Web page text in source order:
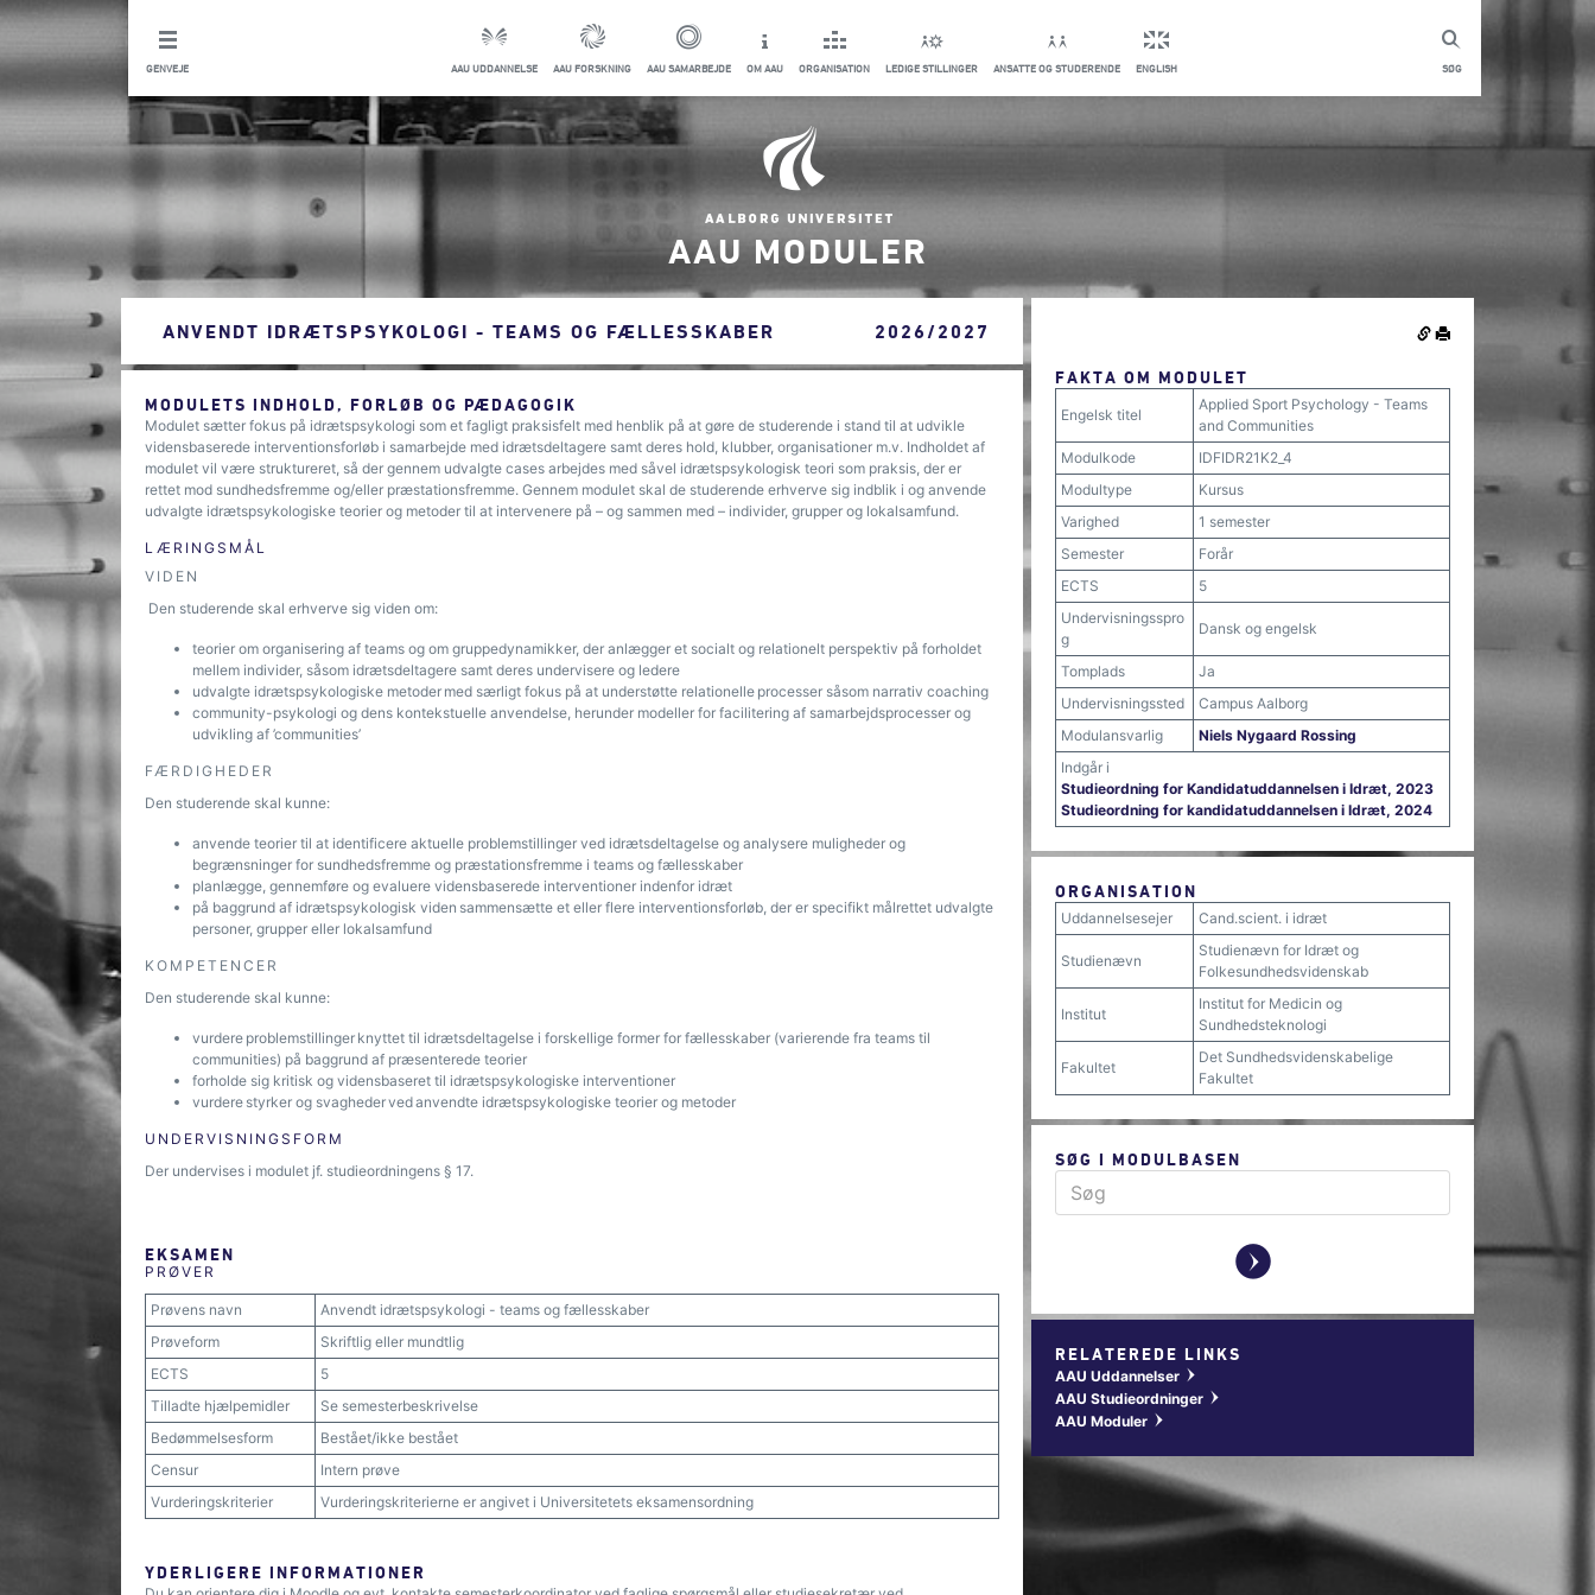
SØG
GENVEJE AAU UDDANNELSE AAU FORSKNING AAU SAMARBEJDE OM AAU ORGANISATION LEDIGE STILLINGER ANSATTE OG STUDERENDE ENGLISH
AAU MODULER
ANVENDT IDRÆTSPSYKOLOGI - TEAMS OG FÆLLESSKABER 2026/2027
MODULETS INDHOLD, FORLØB OG PÆDAGOGIK
Modulet sætter fokus på idrætspsykologi som et fagligt praksisfelt med henblik på at gøre de studerende i stand til at udvikle
vidensbaserede interventionsforløb i samarbejde med idrætsdeltagere samt deres hold, klubber, organisationer m.v. Indholdet af
modulet vil være struktureret, så der gennem udvalgte cases arbejdes med såvel idrætspsykologisk teori som praksis, der er
rettet mod sundhedsfremme og/eller præstationsfremme. Gennem modulet skal de studerende erhverve sig indblik i og anvende
udvalgte idrætspsykologiske teorier og metoder til at intervenere på – og sammen med – individer, grupper og lokalsamfund.
LÆRINGSMÅL
VIDEN
Den studerende skal erhverve sig viden om:
teorier om organisering af teams og om gruppedynamikker, der anlægger et socialt og relationelt perspektiv på forholdet
mellem individer, såsom idrætsdeltagere samt deres undervisere og ledere
udvalgte idrætspsykologiske metoder med særligt fokus på at understøtte relationelle processer såsom narrativ coaching
community-psykologi og dens kontekstuelle anvendelse, herunder modeller for facilitering af samarbejdsprocesser og
udvikling af ’communities’
FÆRDIGHEDER
Den studerende skal kunne:
anvende teorier til at identificere aktuelle problemstillinger ved idrætsdeltagelse og analysere muligheder og
begrænsninger for sundhedsfremme og præstationsfremme i teams og fællesskaber
planlægge, gennemføre og evaluere vidensbaserede interventioner indenfor idræt
på baggrund af idrætspsykologisk viden sammensætte et eller flere interventionsforløb, der er specifikt målrettet udvalgte
personer, grupper eller lokalsamfund
KOMPETENCER
Den studerende skal kunne:
vurdere problemstillinger knyttet til idrætsdeltagelse i forskellige former for fællesskaber (varierende fra teams til
communities) på baggrund af præsenterede teorier
forholde sig kritisk og vidensbaseret til idrætspsykologiske interventioner
vurdere styrker og svagheder ved anvendte idrætspsykologiske teorier og metoder
UNDERVISNINGSFORM
Der undervises i modulet jf. studieordningens § 17.
EKSAMEN
PRØVER
Prøvens navn
Anvendt idrætspsykologi - teams og fællesskaber
Prøveform
Skriftlig eller mundtlig
ECTS
5
Tilladte hjælpemidler
Se semesterbeskrivelse
Bedømmelsesform
Bestået/ikke bestået
Censur
Intern prøve
Vurderingskriterier
Vurderingskriterierne er angivet i Universitetets eksamensordning
YDERLIGERE INFORMATIONER
FAKTA OM MODULET
Engelsk titel
Applied Sport Psychology - Teams
and Communities
Modulkode
IDFIDR21K2_4
Modultype
Kursus
Varighed
1 semester
Semester
Forår
ECTS
5
Undervisningsspro
g
Dansk og engelsk
Tomplads
Ja
Undervisningssted
Campus Aalborg
Modulansvarlig
Niels Nygaard Rossing
Indgår i
Studieordning for Kandidatuddannelsen i Idræt, 2023
Studieordning for kandidatuddannelsen i Idræt, 2024
ORGANISATION
Uddannelsesejer Cand.scient. i idræt
Studienævn
Studienævn for Idræt og
Folkesundhedsvidenskab
Institut
Institut for Medicin og
Sundhedsteknologi
Fakultet
Det Sundhedsvidenskabelige
Fakultet
SØG I MODULBASEN
y
RELATEREDE LINKS
AAU Uddannelser w
AAU Studieordninger w
AAU Moduler w